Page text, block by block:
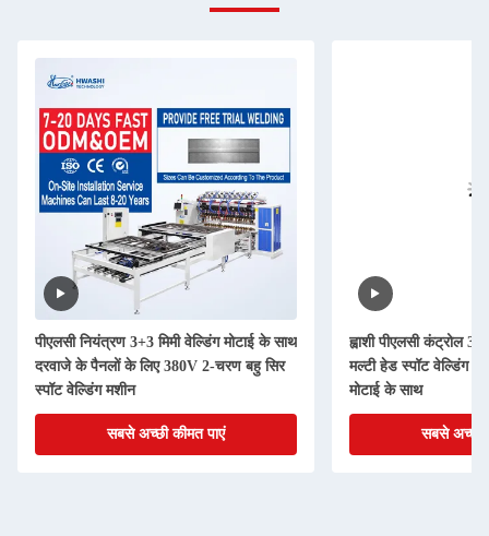
पीएलसी नियंत्रण 3+3 मिमी वेल्डिंग मोटाई के साथ
दरवाजे के पैनलों के लिए 380V 2-चरण बहु सिर
स्पॉट वेल्डिंग मशीन
सबसे अच्छी कीमत पाएं
ह्वाशी पीएलसी कंट्रोल
मल्टी हेड स्पॉट वेल्डिंग
मोटाई के साथ
सबसे अच्छी